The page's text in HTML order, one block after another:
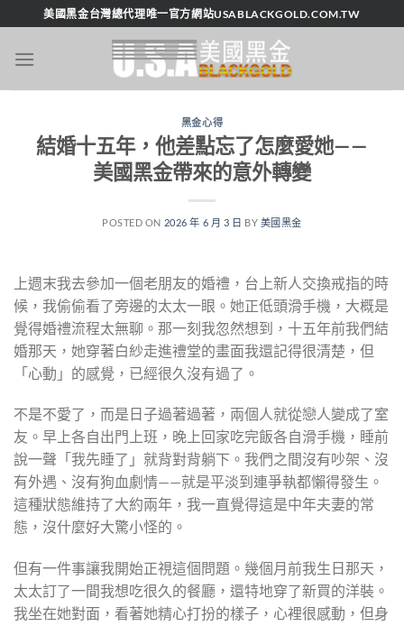
轉
美國黑金台灣總代理唯一官方網站USABLACKGOLD.COM.TW
黑金心得
結婚十五年，他差點忘了怎麼愛她——
美國黑金帶來的意外轉變
POSTED ON 2026 年 6 月 3 日 BY 美國黑金
上週末我去參加一個老朋友的婚禮，台上新人交換戒指的時
候，我偷偷看了旁邊的太太一眼。她正低頭滑手機，大概是
覺得婚禮流程太無聊。那一刻我忽然想到，十五年前我們結
婚那天，她穿著白紗走進禮堂的畫面我還記得很清楚，但
「心動」的感覺，已經很久沒有過了。
不是不愛了，而是日子過著過著，兩個人就從戀人變成了室
友。早上各自出門上班，晚上回家吃完飯各自滑手機，睡前
說一聲「我先睡了」就背對背躺下。我們之間沒有吵架、沒
有外遇、沒有狗血劇情——就是平淡到連爭執都懶得發生。
這種狀態維持了大約兩年，我一直覺得這是中年夫妻的常
態，沒什麼好大驚小怪的。
但有一件事讓我開始正視這個問題。幾個月前我生日那天，
太太訂了一間我想吃很久的餐廳，還特地穿了新買的洋裝。
我坐在她對面，看著她精心打扮的樣子，心裡很感動，但身